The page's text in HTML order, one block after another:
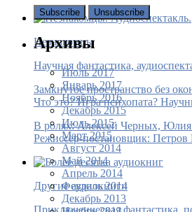
Незнакомцы
Научная фантастика,
Замкнутое пространство без
Что это? Игра психопата?
В ролях: Алексей Черных,
Режиссёр-постановщик: Петров
Другие аудиокниги
Приключенческая фантастика,
Архивы
Июль 2017
Январь 2017
Ноябрь 2016
Декабрь 2015
Июль 2015
Март 2015
Август 2014
Май 2014
Апрель 2014
Февраль 2014
Декабрь 2013